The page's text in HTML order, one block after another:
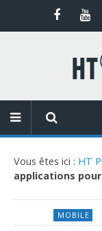
Vous êtes ici : HT
applications
MOBILE